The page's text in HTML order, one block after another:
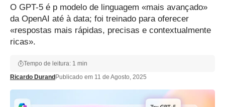
O GPT-5 é p modelo de linguagem «mais avançado»
da OpenAI até à data; foi treinado para oferecer
«respostas mais rápidas, precisas e contextualmente
ricas».
Ricardo Durand Publicado em 11 de Agosto, 2025
Tempo de leitura: 1 min